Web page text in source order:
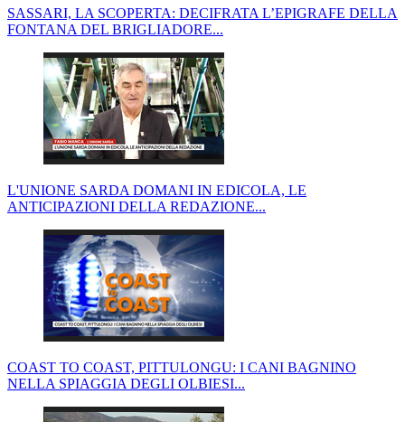
SASSARI, LA SCOPERTA: DECIFRATA L’EPIGRAFE DELLA
FONTANA DEL BRIGLIADORE...
L'UNIONE SARDA DOMANI IN EDICOLA, LE
ANTICIPAZIONI DELLA REDAZIONE...
COAST TO COAST, PITTULONGU: I CANI BAGNINO
NELLA SPIAGGIA DEGLI OLBIESI...